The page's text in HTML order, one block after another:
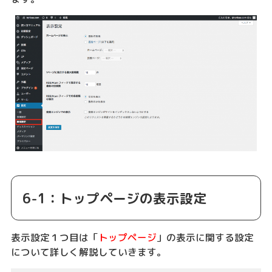
6-1：トップページの表示設定
表示設定１つ目は「 トップページ 」の表示に関する設定
について詳しく解説していきます。